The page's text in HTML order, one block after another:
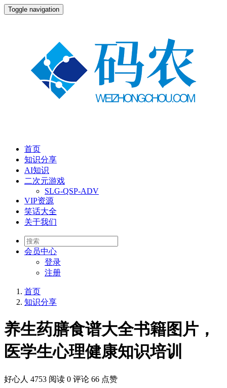
Toggle navigation
首页
知识分享
AI知识
二次元游戏
SLG-QSP-ADV
VIP资源
笑话大全
关于我们
会员中心
登录
注册
首页
知识分享
养生药膳食谱大全书籍图片，
医学生心理健康知识培训
好心人 4753 阅读 0 评论 66 点赞